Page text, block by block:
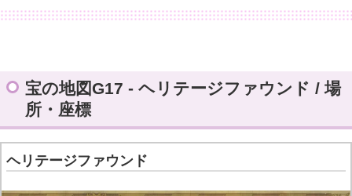
宝の地図G17 - ヘリテージファウンド / 場
所・座標
ヘリテージファウンド